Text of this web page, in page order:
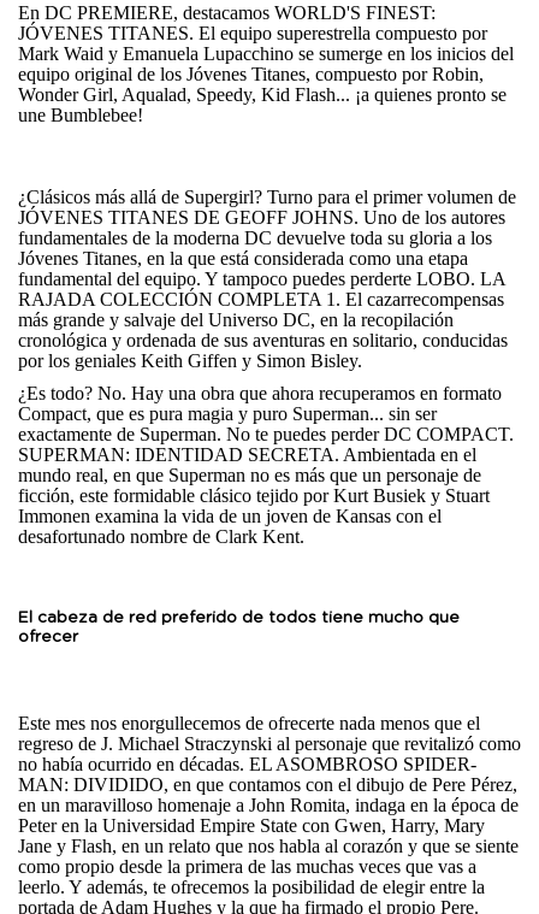
En DC PREMIERE, destacamos WORLD'S FINEST:
JÓVENES TITANES. El equipo superestrella compuesto por
Mark Waid y Emanuela Lupacchino se sumerge en los inicios del
equipo original de los Jóvenes Titanes, compuesto por Robin,
Wonder Girl, Aqualad, Speedy, Kid Flash... ¡a quienes pronto se
une Bumblebee!
¿Clásicos más allá de Supergirl? Turno para el primer volumen de
JÓVENES TITANES DE GEOFF JOHNS. Uno de los autores
fundamentales de la moderna DC devuelve toda su gloria a los
Jóvenes Titanes, en la que está considerada como una etapa
fundamental del equipo. Y tampoco puedes perderte LOBO. LA
RAJADA COLECCIÓN COMPLETA 1. El cazarrecompensas
más grande y salvaje del Universo DC, en la recopilación
cronológica y ordenada de sus aventuras en solitario, conducidas
por los geniales Keith Giffen y Simon Bisley.
¿Es todo? No. Hay una obra que ahora recuperamos en formato
Compact, que es pura magia y puro Superman... sin ser
exactamente de Superman. No te puedes perder DC COMPACT.
SUPERMAN: IDENTIDAD SECRETA. Ambientada en el
mundo real, en que Superman no es más que un personaje de
ficción, este formidable clásico tejido por Kurt Busiek y Stuart
Immonen examina la vida de un joven de Kansas con el
desafortunado nombre de Clark Kent.
El cabeza de red preferido de todos tiene mucho que
ofrecer
Este mes nos enorgullecemos de ofrecerte nada menos que el
regreso de J. Michael Straczynski al personaje que revitalizó como
no había ocurrido en décadas. EL ASOMBROSO SPIDER-
MAN: DIVIDIDO, en que contamos con el dibujo de Pere Pérez,
en un maravilloso homenaje a John Romita, indaga en la época de
Peter en la Universidad Empire State con Gwen, Harry, Mary
Jane y Flash, en un relato que nos habla al corazón y que se siente
como propio desde la primera de las muchas veces que vas a
leerlo. Y además, te ofrecemos la posibilidad de elegir entre la
portada de Adam Hughes y la que ha firmado el propio Pere.